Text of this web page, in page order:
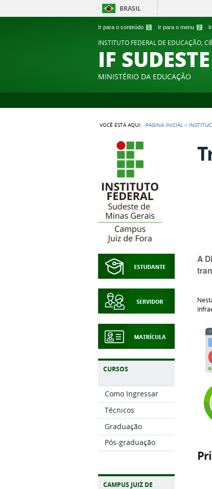
Ir para o conteúdo 1 Ir para o menu 2
BRASIL
INSTITUTO FEDERAL DE EDUCAÇÃO,
IF
MINISTÉRIO DA EDUCAÇÃO
VOCÊ ESTÁ AQUI: PÁGINA INICIAL >
CURSOS
Como Ingressar
Técnicos
Graduação
Pós-graduação
CAMPUS JUIZ DE
A